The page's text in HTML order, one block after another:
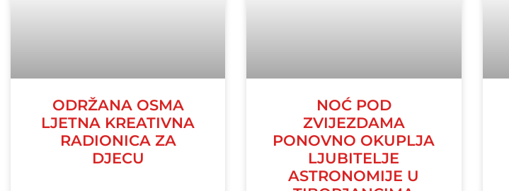
ODRŽANA OSMA
LJETNA KREATIVNA
RADIONICA ZA
DJECU
NOĆ POD
ZVIJEZDAMA
PONOVNO OKUPLJA
LJUBITELJE
ASTRONOMIJE U